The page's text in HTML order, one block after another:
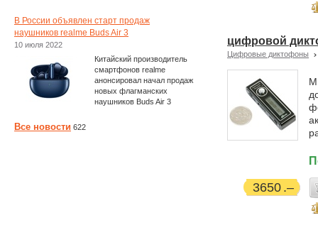
цифровой
Цифровые диктофоны
3650
В России объявлен старт продаж
наушников realme Buds Air 3
10 июля 2022
Китайский производитель
смартфонов realme
анонсировал начал продаж
новых флагманских
наушников Buds Air 3
Все новости 622